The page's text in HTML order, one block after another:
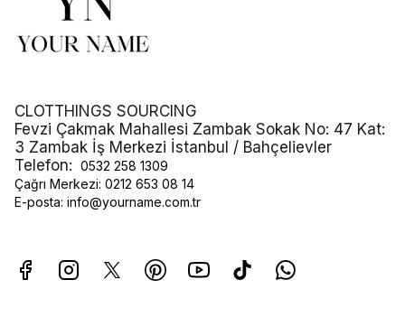
CLOTTHINGS SOURCING
Fevzi Çakmak Mahallesi Zambak Sokak No: 47 Kat:
3 Zambak İş Merkezi İstanbul / Bahçelievler
Telefon: 0532 258 1309
Çağrı Merkezi: 0212 653 08 14
E-posta: info@yourname.com.tr